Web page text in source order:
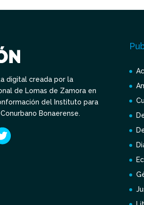
digital creada por la
de Lomas de Zamora en
del Instituto para
Bonaerense.